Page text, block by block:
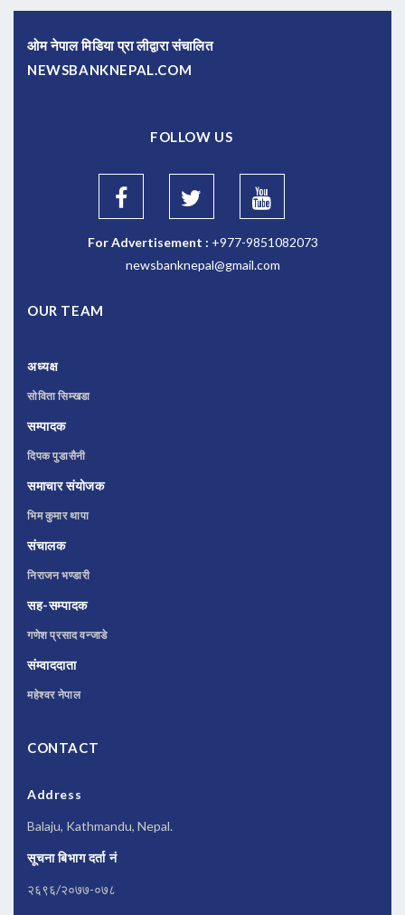
ओम नेपाल मिडिया प्रा लीद्वारा संचालित
NEWSBANKNEPAL.COM
FOLLOW US
For Advertisement : +977-9851082073
newsbanknepal@gmail.com
OUR TEAM
अध्यक्ष
सोविता सिम्खडा
सम्पादक
दिपक पुडासैनी
समाचार संयोजक
भिम कुमार थापा
संचालक
निराजन भण्डारी
सह-सम्पादक
गणेश प्रसाद वन्जाडे
संम्वाददाता
महेश्वर नेपाल
CONTACT
Address
Balaju, Kathmandu, Nepal.
सूचना बिभाग दर्ता नं
२६९६/२०७७-०७८